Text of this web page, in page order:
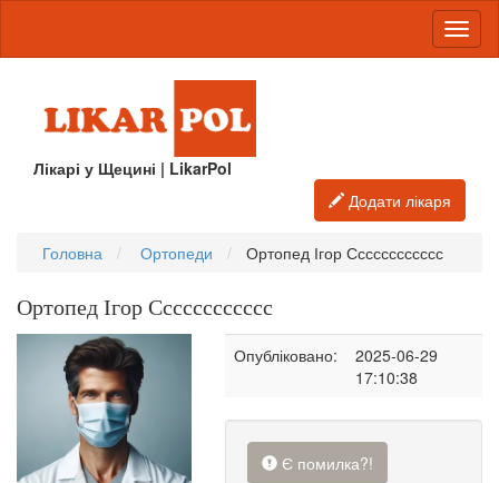
Лікарі у Щецині | LikarPol
Додати лікаря
Головна Ортопеди Ортопед Ігор Сссссссссссс
Ортопед Ігор Сссссссссссс
Опубліковано:
2025-06-29
17:10:38
Є помилка?!